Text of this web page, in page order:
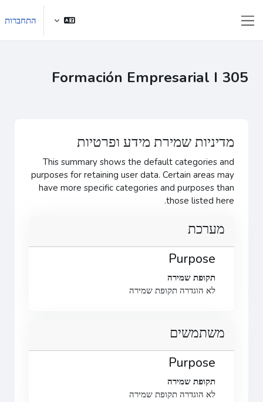
התחברות
Formación Empresarial I 305
מדיניות שמירת מידע ופרטיות
This summary shows the default categories and
purposes for retaining user data. Certain areas may
have more specific categories and purposes than
those listed here.
מערכת
Purpose
תקופת שמירה
לא הוגדרה תקופת שמירה
משתמשים
Purpose
תקופת שמירה
לא הוגדרה תקופת שמירה